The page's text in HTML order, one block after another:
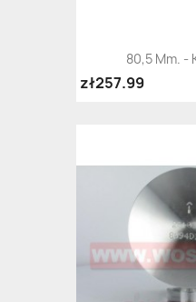
80,5 Mm. -
zł257.99